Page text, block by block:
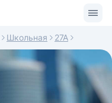
Школьная 27А